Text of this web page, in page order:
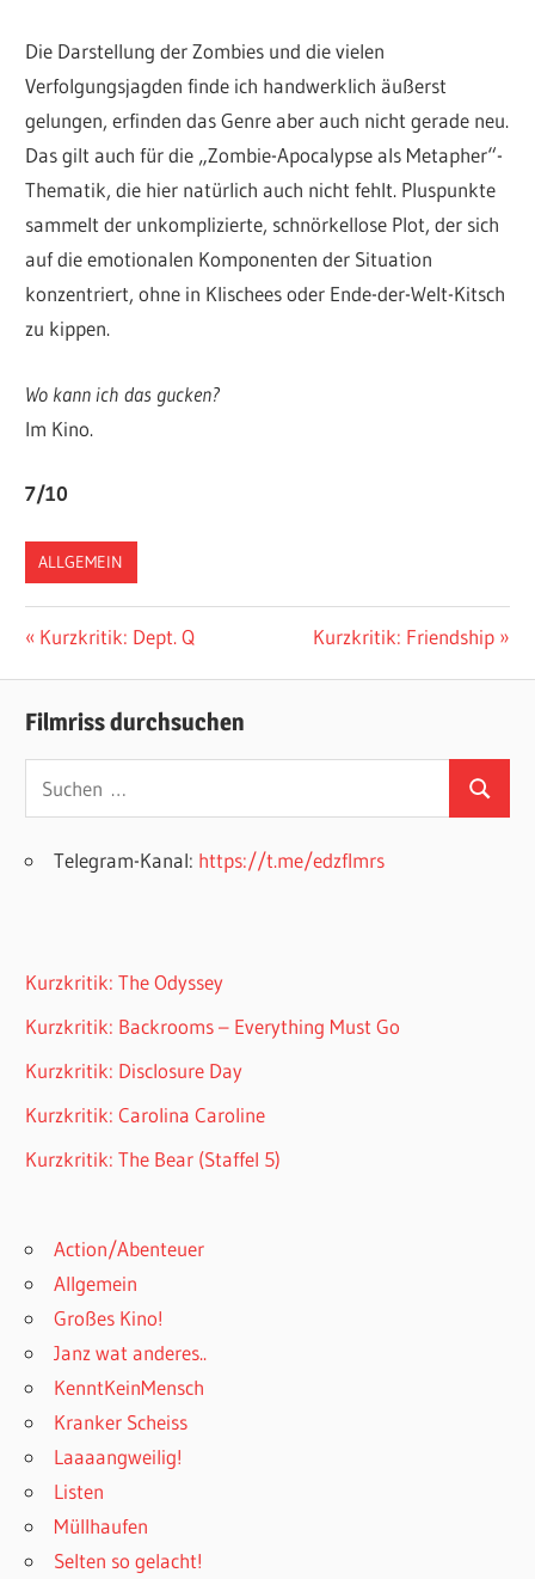
Die Darstellung der Zombies und die vielen
Verfolgungsjagden finde ich handwerklich äußerst
gelungen, erfinden das Genre aber auch nicht gerade neu.
Das gilt auch für die „Zombie-Apocalypse als Metapher“-
Thematik, die hier natürlich auch nicht fehlt. Pluspunkte
sammelt der unkomplizierte, schnörkellose Plot, der sich
auf die emotionalen Komponenten der Situation
konzentriert, ohne in Klischees oder Ende-der-Welt-Kitsch
zu kippen.
Wo kann ich das gucken?
Im Kino.
7/10
ALLGEMEIN
Beitragsnavigation
Vorheriger
Kurzkritik: Dept. Q
Nächster
Kurzkritik: Friendship
Filmriss durchsuchen
Suchen
nach:
Suchen
Telegram-Kanal: https://t.me/edzflmrs
Kurzkritik: The Odyssey
Kurzkritik: Backrooms – Everything Must Go
Kurzkritik: Disclosure Day
Kurzkritik: Carolina Caroline
Kurzkritik: The Bear (Staffel 5)
Action/Abenteuer
Allgemein
Großes Kino!
Janz wat anderes..
KenntKeinMensch
Kranker Scheiss
Laaaangweilig!
Listen
Müllhaufen
Selten so gelacht!